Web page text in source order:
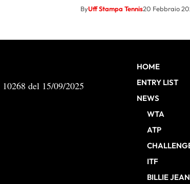
ByUff Stampa Tennis20 Febbraio
del 15/09/2025
HOME
ENTRY LIST
NEWS
WTA
ATP
ITF
BILLIE